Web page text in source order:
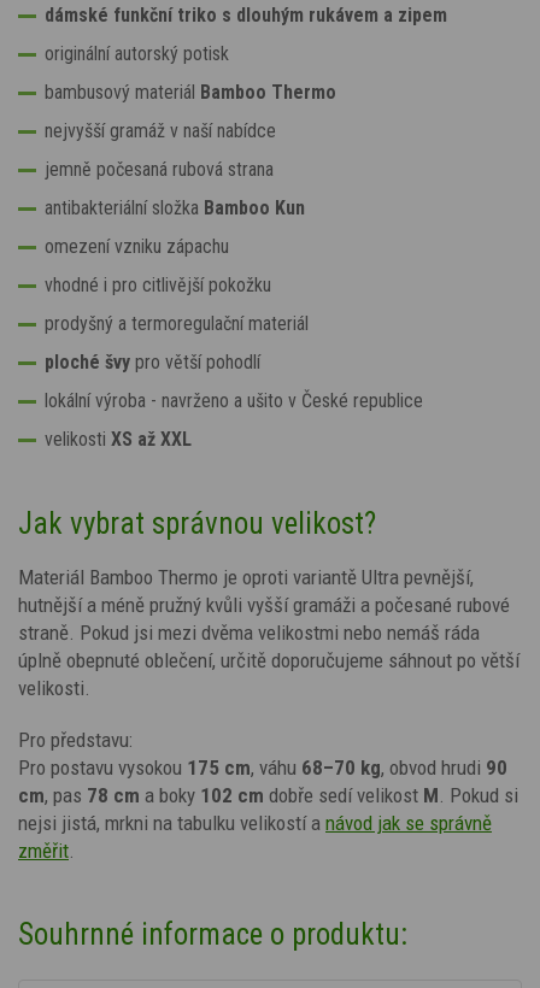
dámské funkční triko s dlouhým rukávem a zipem
originální autorský potisk
bambusový materiál Bamboo Thermo
nejvyšší gramáž v naší nabídce
jemně počesaná rubová strana
antibakteriální složka Bamboo Kun
omezení vzniku zápachu
vhodné i pro citlivější pokožku
prodyšný a termoregulační materiál
ploché švy pro větší pohodlí
lokální výroba - navrženo a ušito v České republice
velikosti XS až XXL
Jak vybrat správnou velikost?
Materiál Bamboo Thermo je oproti variantě Ultra pevnější,
hutnější a méně pružný kvůli vyšší gramáži a počesané rubové
straně. Pokud jsi mezi dvěma velikostmi nebo nemáš ráda
úplně obepnuté oblečení, určitě doporučujeme sáhnout po větší
velikosti.
Pro představu:
Pro postavu vysokou 175 cm, váhu 68–70 kg, obvod hrudi 90
cm, pas 78 cm a boky 102 cm dobře sedí velikost M . Pokud si
nejsi jistá, mrkni na tabulku velikostí a návod jak se správně
změřit
Souhrnné informace o produktu: